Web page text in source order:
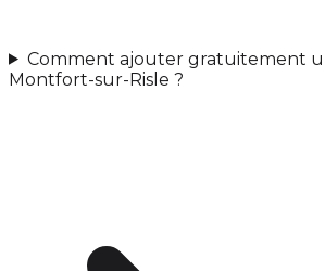
Comment ajouter gratuitement
Montfort-sur-Risle ?